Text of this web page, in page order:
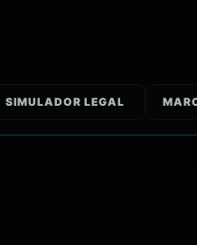
SIMULADOR LEGAL